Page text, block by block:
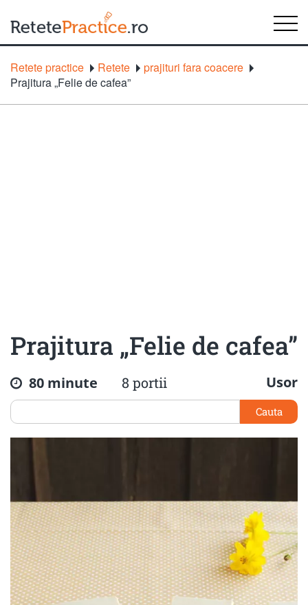
Retete practice Retete
prajituri fara coacere
Prajitura „Felie de cafea”
Prajitura „Felie de cafea”
80 minute 8 portii Usor
Cauta